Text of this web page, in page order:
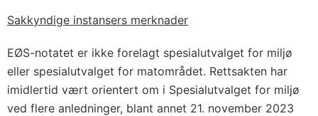
Sakkyndige instansers merknader
EØS-notatet er ikke forelagt spesialutvalget for miljø
eller spesialutvalget for matområdet. Rettsakten har
imidlertid vært orientert om i Spesialutvalget for miljø
ved flere anledninger, blant annet 21. november 2023